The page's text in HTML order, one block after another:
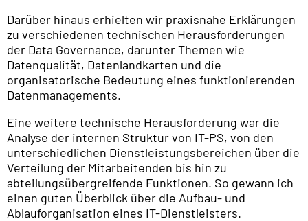
Darüber hinaus erhielten wir praxisnahe Erklärungen
zu verschiedenen technischen Herausforderungen
der Data Governance, darunter Themen wie
Datenqualität, Datenlandkarten und die
organisatorische Bedeutung eines funktionierenden
Datenmanagements.
Eine weitere technische Herausforderung war die
Analyse der internen Struktur von IT-PS, von den
unterschiedlichen Dienstleistungsbereichen über die
Verteilung der Mitarbeitenden bis hin zu
abteilungsübergreifende Funktionen. So gewann ich
einen guten Überblick über die Aufbau- und
Ablauforganisation eines IT-Dienstleisters.